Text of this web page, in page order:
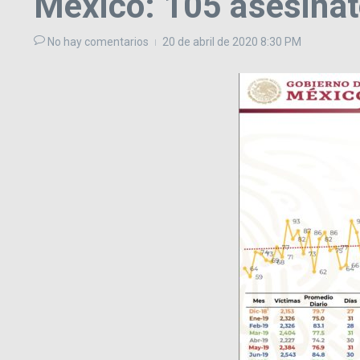
No hay comentarios 20 de abril de 2020 8:30 PM